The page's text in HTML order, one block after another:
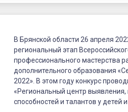
Брянской
области
26
апреля
2022
Updated on
01.03.2023
Сердце отдаю
В Брянской области 26 апреля
региональный этап
профессионального мастерства
дополнительного образования
2022». В этом году конкурс
«Региональный центр
способностей и талантов у